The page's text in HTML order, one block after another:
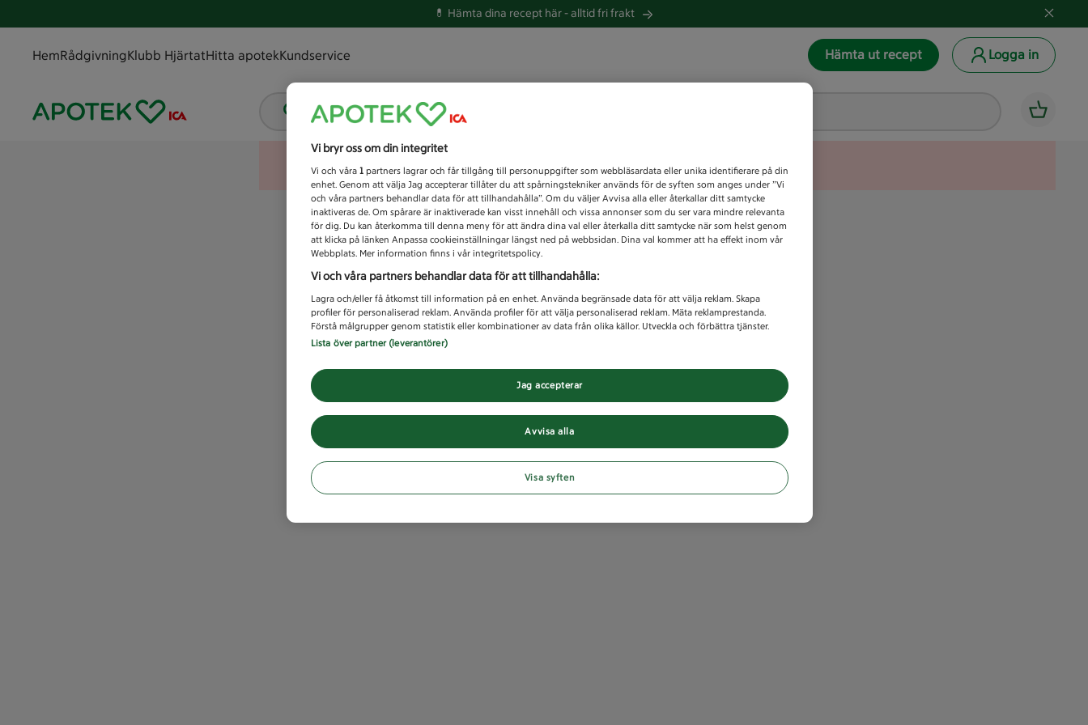
💊 Hämta dina recept här -alltid fri frakt
HemRådgivningKlubb HjärtatHitta apotekKundservice Hämta ut recept Logga in
Vad letar du efter idag?
Unknown error
Vi bryr oss om din integritet
Vi och våra 1 partners lagrar och får tillgång till personuppgifter som webbläsardata eller unika identifierare på din
enhet. Genom att välja Jag accepterar tillåter du att spårningstekniker används för de syften som anges under ”Vi
och våra partners behandlar data för att tillhandahålla”. Om du väljer Avvisa alla eller återkallar ditt samtycke
inaktiveras de. Om spårare är inaktiverade kan visst innehåll och vissa annonser som du ser vara mindre relevanta
för dig. Du kan återkomma till denna meny för att ändra dina val eller återkalla ditt samtycke när som helst genom
att klicka på länken Anpassa cookieinställningar längst ned på webbsidan. Dina val kommer att ha effekt inom vår
Webbplats. Mer information finns i vår integritetspolicy.
Vi och våra partners behandlar data för att tillhandahålla:
Lagra och/eller få åtkomst till information på en enhet. Använda begränsade data för att välja reklam. Skapa
profiler för personaliserad reklam. Använda profiler för att välja personaliserad reklam. Mäta reklamprestanda.
Förstå målgrupper genom statistik eller kombinationer av data från olika källor. Utveckla och förbättra tjänster.
Lista över partner (leverantörer)
Avvisa alla
Jag accepterar
Visa syften